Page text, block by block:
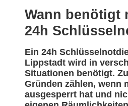
Wann benötigt
24h
Ein 24h
Lippstadt wird in
Situationen benötigt.
Gründen zählen, wenn
ausgesperrt hat und